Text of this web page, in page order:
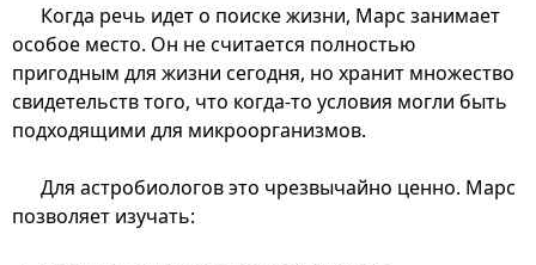
Когда речь идет о поиске жизни, Марс занимает
особое место. Он не считается полностью
пригодным для жизни сегодня, но хранит множество
свидетельств того, что когда-то условия могли быть
подходящими для микроорганизмов.
Для астробиологов это чрезвычайно ценно. Марс
позволяет изучать: